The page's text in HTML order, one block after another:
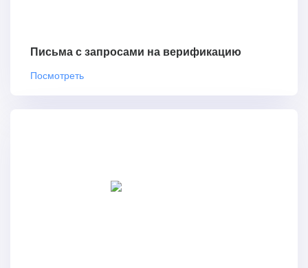
Письма с запросами на верификацию
Посмотреть